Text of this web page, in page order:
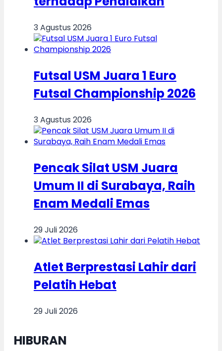
3 Agustus 2026
Futsal USM Juara 1 Euro
Futsal Championship 2026
3 Agustus 2026
Pencak Silat USM Juara
Umum II di Surabaya, Raih
Enam Medali Emas
29 Juli 2026
Atlet Berprestasi Lahir dari
Pelatih Hebat
29 Juli 2026
HIBURAN